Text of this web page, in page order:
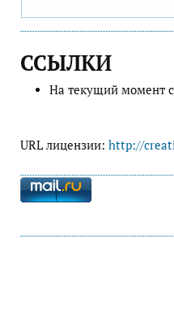
ССЫЛКИ
На текущий момент
URL лицензии: http://